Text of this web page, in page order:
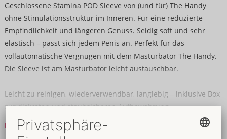
Geschlossene Stamina POD Sleeve von (und für) The Handy
ohne Stimulationsstruktur im Inneren. Für eine reduzierte
Empfindlichkeit und längeren Genuss. Seidig soft und sehr
elastisch – passt sich jedem Penis an. Perfekt für das
vollautomatische Vergnügen mit dem Masturbator The Handy.
Die Sleeve ist am Masturbator leicht austauschbar.
Leicht zu reinigen, wiederverwendbar, langlebig – inklusive Box
zur diskreten und staubsicheren Aufbewahrung.
13,6 cm lang, Ø 5,4 cm.
Mehr lesen